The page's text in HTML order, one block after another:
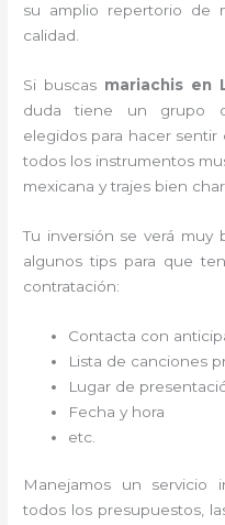
su amplio repertorio de
calidad.
Si buscas mariachis en
duda tiene un grupo
elegidos para hacer
todos los instrumentos
mexicana y trajes bien
Tu inversión se verá muy
algunos tips para que
contratación:
Contacta con
Lista de canciones
Lugar de
Fecha y hora
etc.
Manejamos un servicio
todos los presupuestos,